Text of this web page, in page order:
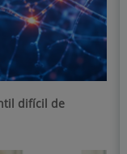
difícil de